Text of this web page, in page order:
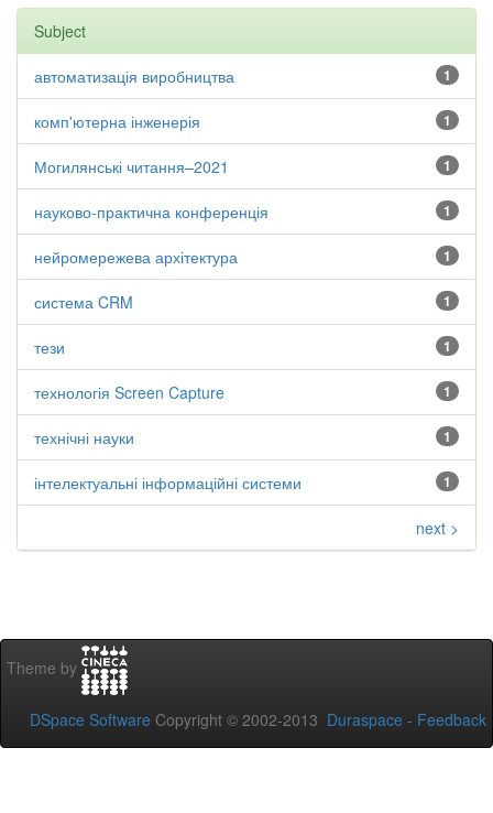
Subject
1
автоматизація виробництва
1
комп'ютерна інженерія
1
Могилянські читання–2021
1
науково-практична конференція
1
нейромережева архітектура
1
система CRM
1
тези
1
технологія Screen Capture
1
технічні науки
1
інтелектуальні інформаційні системи
next >
Theme by
DSpace Software Copyright © 2002-2013 Duraspace - Feedback